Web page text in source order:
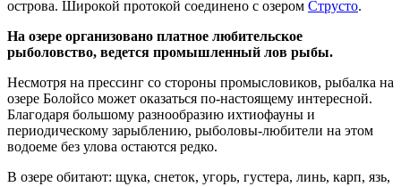
острова. Широкой протокой соединено с озером Струсто.
На озере организовано платное любительское
рыболовство, ведется промышленный лов рыбы.
Несмотря на прессинг со стороны промысловиков, рыбалка на
озере Болойсо может оказаться по-настоящему интересной.
Благодаря большому разнообразию ихтиофауны и
периодическому зарыблению, рыболовы-любители на этом
водоеме без улова остаются редко.
В озере обитают: щука, снеток, угорь, густера, линь, карп, язь,